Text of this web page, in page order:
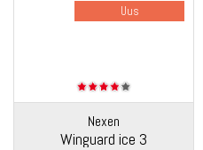
Uus
Nexen
Winguard ice 3